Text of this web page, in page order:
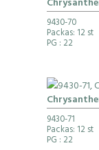
9430-70
Packas: 12 st
PG : 22
9430-71
Packas: 12 st
PG : 22